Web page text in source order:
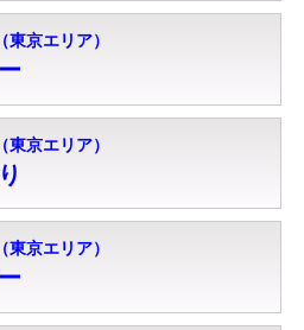
東京エリア）
東京エリア）
東京エリア）